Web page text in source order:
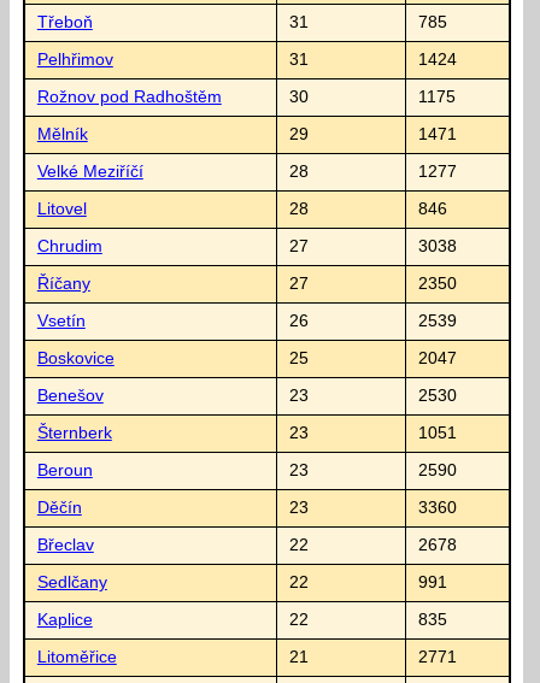
Třeboň 31 785
Pelhřimov 31 1424
Rožnov pod Radhoštěm 30 1175
Mělník 29 1471
Velké Meziříčí 28 1277
Litovel 28 846
Chrudim 27 3038
Říčany 27 2350
Vsetín 26 2539
Boskovice 25 2047
Benešov 23 2530
Šternberk 23 1051
Beroun 23 2590
Děčín 23 3360
Břeclav 22 2678
Sedlčany 22 991
Kaplice 22 835
Litoměřice 21 2771